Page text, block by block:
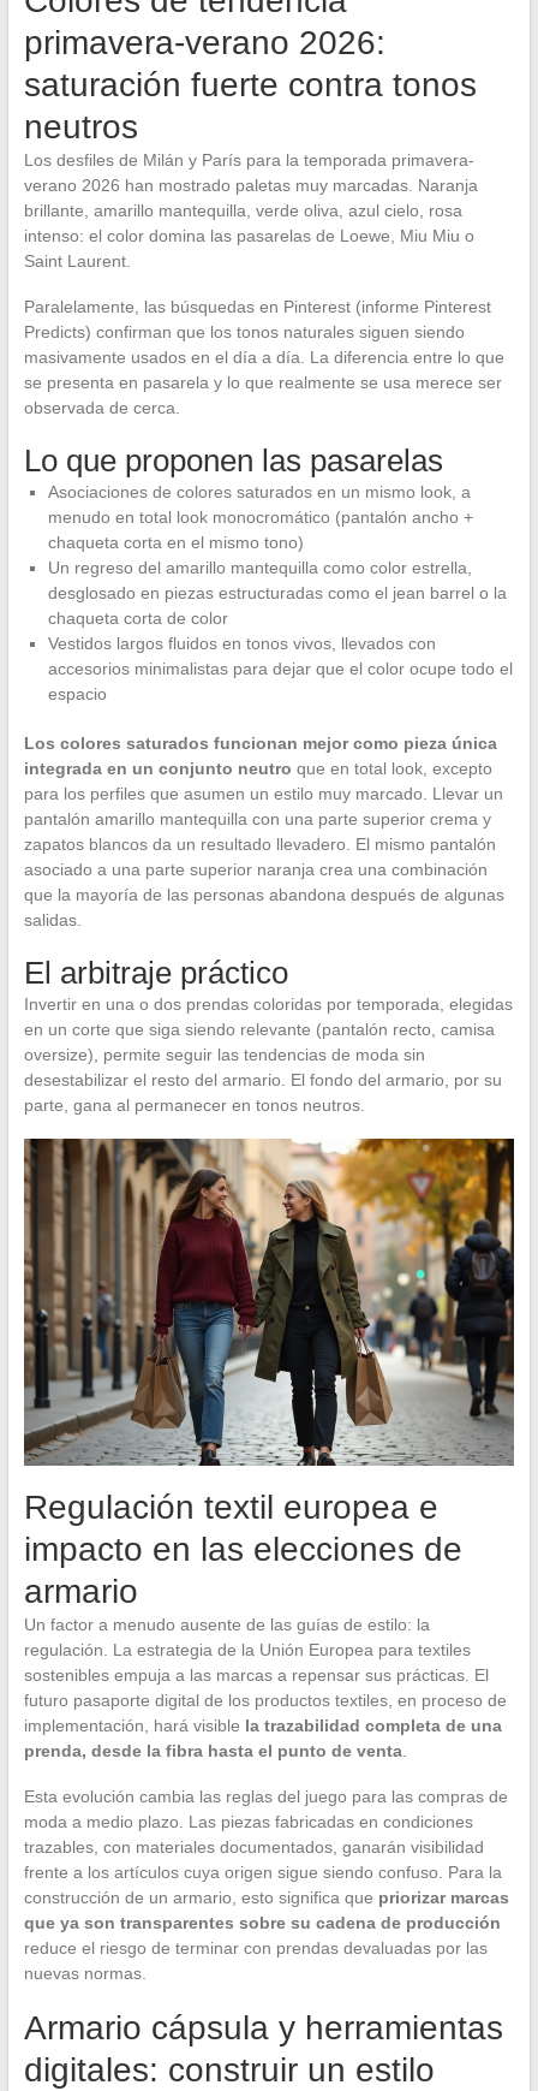
primavera-verano 2026:
saturación fuerte contra tonos
neutros
Los desfiles de Milán y París para la temporada primavera-
verano 2026 han mostrado paletas muy marcadas. Naranja
brillante, amarillo mantequilla, verde oliva, azul cielo, rosa
intenso: el color domina las pasarelas de Loewe, Miu Miu o
Saint Laurent.
Paralelamente, las búsquedas en Pinterest (informe Pinterest
Predicts) confirman que los tonos naturales siguen siendo
masivamente usados en el día a día. La diferencia entre lo que
se presenta en pasarela y lo que realmente se usa merece ser
observada de cerca.
Lo que proponen las pasarelas
Asociaciones de colores saturados en un mismo look, a
menudo en total look monocromático (pantalón ancho +
chaqueta corta en el mismo tono)
Un regreso del amarillo mantequilla como color estrella,
desglosado en piezas estructuradas como el jean barrel o la
chaqueta corta de color
Vestidos largos fluidos en tonos vivos, llevados con
accesorios minimalistas para dejar que el color ocupe todo el
espacio
Los colores saturados funcionan mejor como pieza única
integrada en un conjunto neutro que en total look, excepto
para los perfiles que asumen un estilo muy marcado. Llevar un
pantalón amarillo mantequilla con una parte superior crema y
zapatos blancos da un resultado llevadero. El mismo pantalón
asociado a una parte superior naranja crea una combinación
que la mayoría de las personas abandona después de algunas
salidas.
El arbitraje práctico
Invertir en una o dos prendas coloridas por temporada, elegidas
en un corte que siga siendo relevante (pantalón recto, camisa
oversize), permite seguir las tendencias de moda sin
desestabilizar el resto del armario. El fondo del armario, por su
parte, gana al permanecer en tonos neutros.
Regulación textil europea e
impacto en las elecciones de
armario
Un factor a menudo ausente de las guías de estilo: la
regulación. La estrategia de la Unión Europea para textiles
sostenibles empuja a las marcas a repensar sus prácticas. El
futuro pasaporte digital de los productos textiles, en proceso de
implementación, hará visible la trazabilidad completa de una
prenda, desde la fibra hasta el punto de venta.
Esta evolución cambia las reglas del juego para las compras de
moda a medio plazo. Las piezas fabricadas en condiciones
trazables, con materiales documentados, ganarán visibilidad
frente a los artículos cuya origen sigue siendo confuso. Para la
construcción de un armario, esto significa que priorizar marcas
que ya son transparentes sobre su cadena de producción
reduce el riesgo de terminar con prendas devaluadas por las
nuevas normas.
Armario cápsula y herramientas
digitales: construir un estilo